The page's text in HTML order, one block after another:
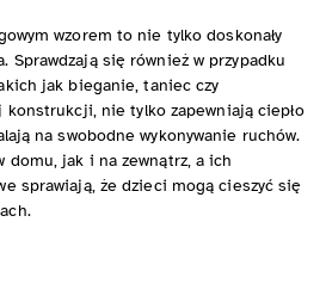
wzorem to nie tylko doskonały
Sprawdzają się również w przypadku
jak bieganie, taniec czy
nie tylko zapewniają ciepło
na swobodne wykonywanie ruchów.
domu, jak i na zewnątrz, a ich
sprawiają, że dzieci mogą cieszyć się